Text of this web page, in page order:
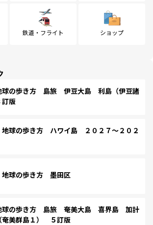
鉄道・フライト ショップ
の歩き方 島旅 伊豆大島 利島（伊豆諸
版
球の歩き方 ハワイ島 ２０２７～２０２
球の歩き方 墨田区
球の歩き方 島旅 奄美大島 喜界島 加計
奄美群島１） ５訂版